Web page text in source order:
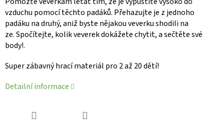
vzduchu pomocí těchto padáků. Přehazujte je z jednoho
padáku na druhý, aniž byste nějakou veverku shodili na
ze.Spočítejte, kolik veverek dokážete chytit, a sečtěte své
body!.
Super zábavný hrací materiál pro 2 až 20 dětí!
Detailní informace